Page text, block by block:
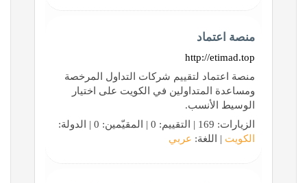
منصة اعتماد
http://etimad.top
منصة اعتماد لتقييم شركات التداول المرخصة
ومساعدة المتداولين في الكويت على اختيار
الوسيط الأنسب.
الزيارات: 169 | التقييم: 0 | المقيّمين: 0 | الدولة:
الكويت | اللغة: عربي